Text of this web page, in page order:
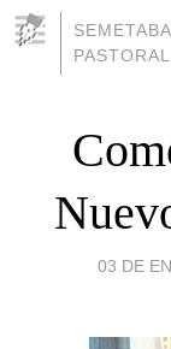
03 DE